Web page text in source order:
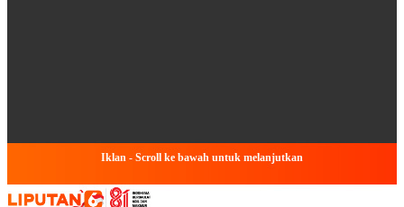
Iklan - Scroll ke bawah untuk melanjutkan